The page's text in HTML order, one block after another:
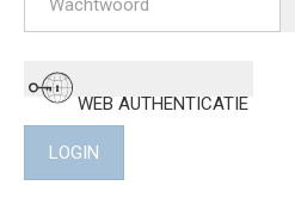
WEB AUTHENTICATIE
LOGIN